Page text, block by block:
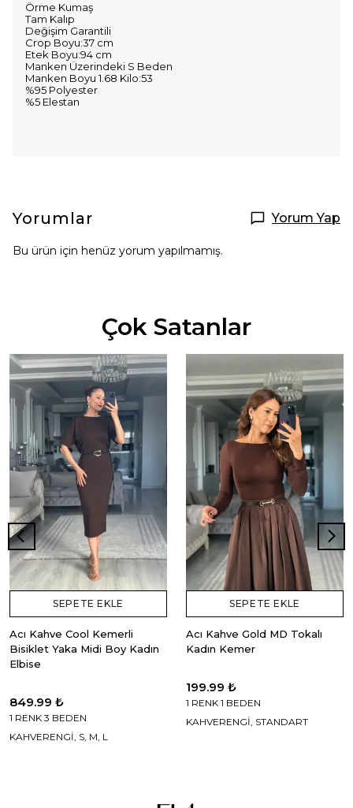
Örme Kumaş
Tam Kalıp
Değişim Garantili
Crop Boyu:37 cm
Etek Boyu:94 cm
Manken Üzerindeki S Beden
Manken Boyu 1.68 Kilo:53
%95 Polyester
%5 Elestan
Yorumlar Yorum Yap
Bu ürün için henüz yorum yapılmamış.
Çok Satanlar
SEPETE EKLE
Acı Kahve Cool Kemerli
Bisiklet Yaka Midi Boy Kadın
Elbise
849.99 ₺
1 RENK 3 BEDEN
KAHVERENGİ, S, M, L
SEPETE EKLE
Acı Kahve Gold MD Tokalı
Kadın Kemer
199.99 ₺
1 RENK 1 BEDEN
KAHVERENGİ, STANDART